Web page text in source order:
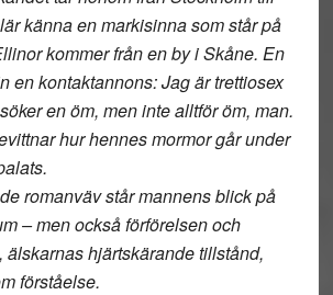
känna en markisinna som står på
kommer från en by i Skåne. En
en kontaktannons: Jag är trettiosex
en öm, men inte alltför öm, man.
hur hennes mormor går under
romanväv står mannens blick på
– men också förförelsen och
älskarnas hjärtskärande tillstånd,
förståelse.